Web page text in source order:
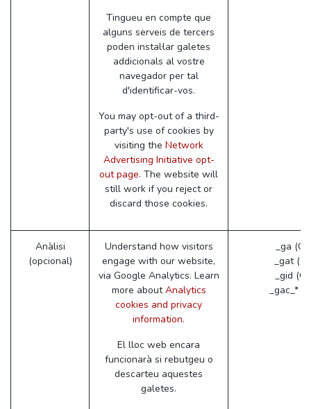
Tingueu en compte que
alguns serveis de tercers
poden instal·lar galetes
addicionals al vostre
navegador per tal
d'identificar-vos.
You may opt-out of a third-
party's use of cookies by
visiting the Network
Advertising Initiative opt-
out page. The website will
still work if you reject or
discard those cookies.
Anàlisi
(opcional)
Understand how visitors
engage with our website,
via Google Analytics. Learn
more aboutAnalytics
cookies and privacy
information.
El lloc web encara
funcionarà si rebutgeu o
descarteu aquestes
galetes.
_ga
_gat
_gid
_gac_*